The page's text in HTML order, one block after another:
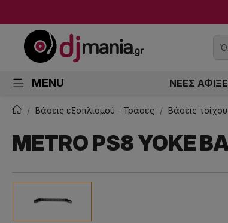
MENU ΝΕΕΣ
Βάσεις εξοπλισμού - Τράσες Βάσεις
METRO PS8 YOKE